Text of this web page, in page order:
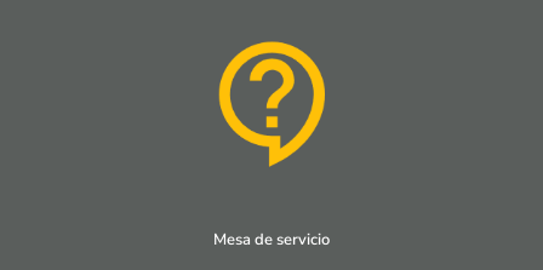
Mesa de servicio